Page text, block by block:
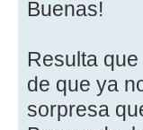
Buenas!
Resulta
de que ya
sorpresa